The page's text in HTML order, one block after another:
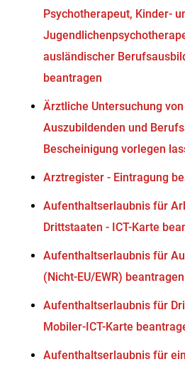
Psychotherapeut, Kinder-
ausländischer
beantragen
Ärztliche Untersuchung
Auszubildenden und
Bescheinigung vorlegen
Arztregister - Eintragung
Aufenthaltserlaubnis für
Drittstaaten - ICT-Karte
Aufenthaltserlaubnis für
(Nicht-EU/EWR) beantragen
Aufenthaltserlaubnis für
Mobiler-ICT-Karte
Aufenthaltserlaubnis für